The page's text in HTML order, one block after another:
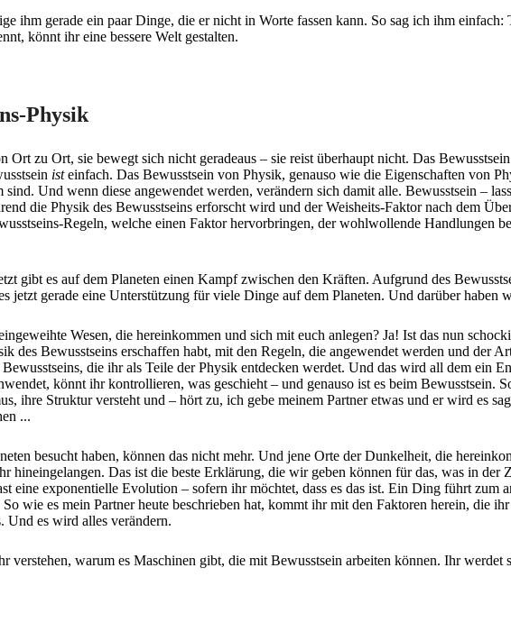
ihm gerade ein paar Dinge, die er nicht in Worte fassen kann. So sag ich ihm
könnt ihr eine bessere Welt gestalten.
Physik
Ort zu Ort, sie bewegt sich nicht geradeaus – sie reist überhaupt nicht. Das
isteinfach. Das Bewusstsein von Physik, genauso wie die Eigenschaften von
sind. Und wenn diese angewendet werden, verändern sich damit alle. Bewusstsein –
die Physik des Bewusstseins erforscht wird und der Weisheits-Faktor nach dem
Regeln, welche einen Faktor hervorbringen, der wohlwollende Handlungen
gibt es auf dem Planeten einen Kampf zwischen den Kräften. Aufgrund des
jetzt gerade eine Unterstützung für viele Dinge auf dem Planeten. Und darüber haben
Wesen, die hereinkommen und sich mit euch anlegen? Ja! Ist das nun
des Bewusstseins erschaffen habt, mit den Regeln, die angewendet werden und der
die ihr als Teile der Physik entdecken werdet. Und das wird all dem ein
könnt ihr kontrollieren, was geschieht – und genauso ist es beim Bewusstsein.
ihre Struktur versteht und – hört zu, ich gebe meinem Partner etwas und er wird es
...
besucht haben, können das nicht mehr. Und jene Orte der Dunkelheit, die
hineingelangen. Das ist die beste Erklärung, die wir geben können für das, was in
eine exponentielle Evolution – sofern ihr möchtet, dass es das ist. Ein Ding führt zum
wie es mein Partner heute beschrieben hat, kommt ihr mit den Faktoren herein, die
Und es wird alles verändern.
warum es Maschinen gibt, die mit Bewusstsein arbeiten können. Ihr werdet